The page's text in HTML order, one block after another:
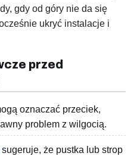
gdy od góry nie da się
ukryć instalacje i
przed
oznaczać przeciek,
problem z wilgocią.
sugeruje, że pustka lub strop